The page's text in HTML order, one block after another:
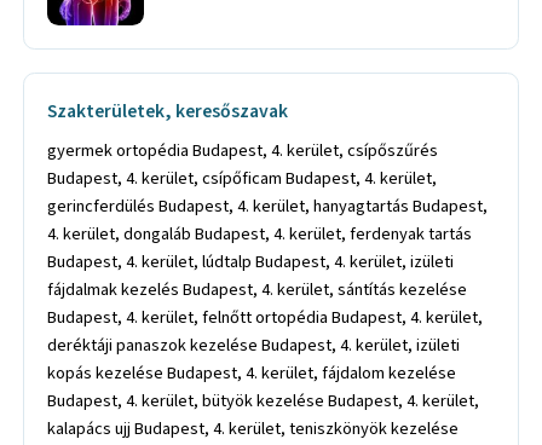
Szakterületek, keresőszavak
gyermek ortopédia Budapest, 4. kerület, csípőszűrés
Budapest, 4. kerület, csípőficam Budapest, 4. kerület,
gerincferdülés Budapest, 4. kerület, hanyagtartás Budapest,
4. kerület, dongaláb Budapest, 4. kerület, ferdenyak tartás
Budapest, 4. kerület, lúdtalp Budapest, 4. kerület, izületi
fájdalmak kezelés Budapest, 4. kerület, sántítás kezelése
Budapest, 4. kerület, felnőtt ortopédia Budapest, 4. kerület,
deréktáji panaszok kezelése Budapest, 4. kerület, izületi
kopás kezelése Budapest, 4. kerület, fájdalom kezelése
Budapest, 4. kerület, bütyök kezelése Budapest, 4. kerület,
kalapács ujj Budapest, 4. kerület, teniszkönyök kezelése